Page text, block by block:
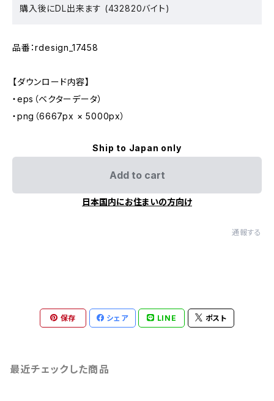
購入後にDL出来ます (432820バイト)
品番：rdesign_17458
【ダウンロード内容】
・eps（ベクターデータ）
・png（6667px × 5000px）
Ship to Japan only
Add to cart
日本国内にお住まいの方向け
通報する
保存 シェア LINE ポスト
最近チェックした商品